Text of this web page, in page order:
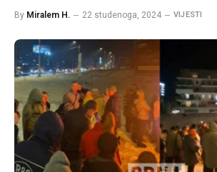
By Miralem H. 22 studenoga, 2024 VIJESTI